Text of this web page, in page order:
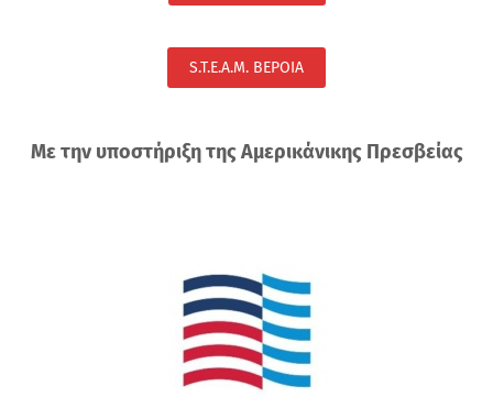
S.T.E.A.M. BEΡΟΙΑ
Με την υποστήριξη της Αμερικάνικης Πρεσβείας